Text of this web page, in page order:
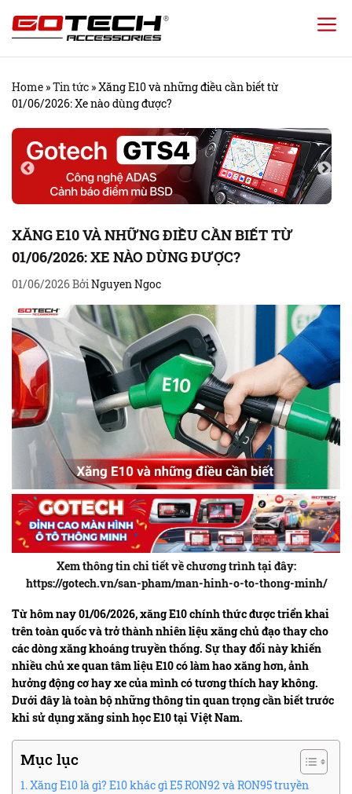
Chuyển
đến
dung
Home »Tin tức »Xăng E10 và những điều cần biết từ
01/06/2026: Xe nào dùng được?
XĂNG E10 VÀ NHỮNG ĐIỀU CẦN BIẾT TỪ
01/06/2026: XE NÀO DÙNG ĐƯỢC?
01/06/2026BởiNguyen Ngoc
Xem thông tin chi tiết về chương trình tại đây:
https://gotech.vn/san-pham/man-hinh-o-to-thong-minh/
Từ hôm nay 01/06/2026, xăng E10 chính thức được triển khai
trên toàn quốc và trở thành nhiên liệu xăng chủ đạo thay cho
các dòng xăng khoáng truyền thống. Sự thay đổi này khiến
nhiều chủ xe quan tâm liệu E10 có làm hao xăng hơn, ảnh
hưởng động cơ hay xe của mình có tương thích hay không.
Dưới đây là toàn bộ những thông tin quan trọng cần biết trước
khi sử dụng xăng sinh học E10 tại Việt Nam.
Mục lục
Xăng E10 là gì? E10 khác gì E5 RON92 và RON95 truyền